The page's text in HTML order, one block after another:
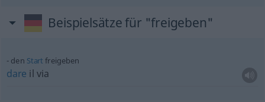
Beispielsätze für "freigeben"
den Start freigeben
dare il via